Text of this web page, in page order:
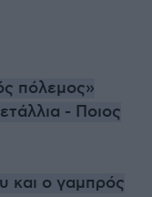
πόλεμος»
- Ποιος
και ο γαμπρός